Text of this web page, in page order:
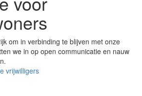
om in verbinding te blijven met onze
we in op open communicatie en nauw